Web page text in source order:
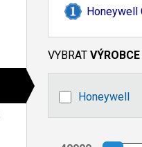
Honeywell
VYBRAT VÝROBCE
Honeywell